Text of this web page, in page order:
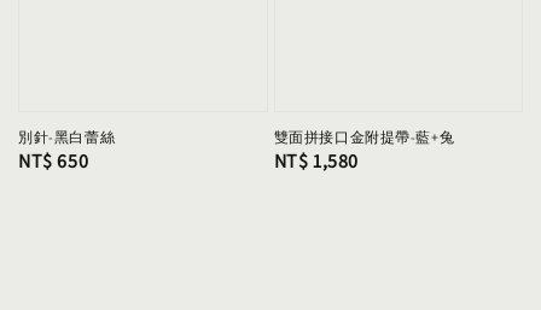
別針-黑白蕾絲
Regular
NT$ 650
雙面拼接口金附提帶-藍+兔
Regular
NT$ 1,580